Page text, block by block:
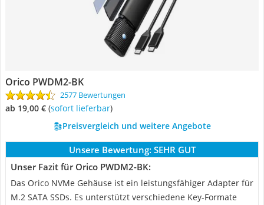
Orico PWDM2-BK
2577 Bewertungen
ab 19,00 € ( Sofort lieferbar)
Preisvergleich und weitere Angebote
Unsere Bewertung: SEHR GUT
Unser Fazit für Orico PWDM2-BK:
Das Orico NVMe Gehäuse ist ein leistungsfähiger Adapter für
M.2 SATA SSDs. Es unterstützt verschiedene Key-Formate